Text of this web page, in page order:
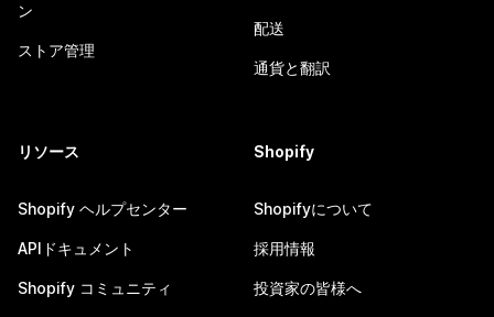
ン
ストア管理
配送
通貨と翻訳
リソース
Shopify ヘルプセンター
APIドキュメント
Shopify コミュニティ
Shopify
Shopifyについて
採用情報
投資家の皆様へ